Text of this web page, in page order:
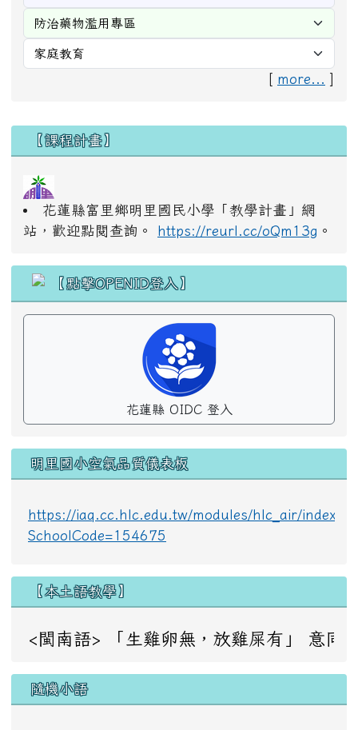
[ more...
右邊區域內容
【課程計畫】
花蓮縣富里鄉明里國民小學「教學計畫」網
站，歡迎點閱查詢。
https://reurl.cc/oQm13g 。
花蓮縣 OIDC 登入
明里國小空氣品質儀表板
https://iaq.cc.hlc.edu.tw/modules/hlc_air/
SchoolCode=154675
【本土語教學】
<閩南語> 「生雞卵無，放雞屎有」 意
隨機小語